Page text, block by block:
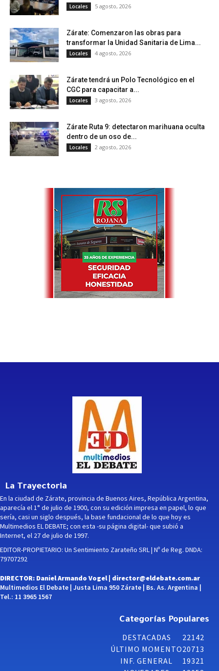
Locales 5 agosto, 2026
Zárate: Comenzaron las obras para
transformar la Unidad Sanitaria de Lima...
Locales 4 agosto, 2026
Zárate tendrá un Polo Tecnológico en el
CGC para capacitar a...
Locales 3 agosto, 2026
Zárate Ruta 9: detectaron marihuana oculta
dentro de un oso de...
Locales 2 agosto, 2026
La Trayectoria
En la ciudad de Zárate, provincia de Buenos Aires, República Argentina,
aparecía el 1° de julio de 1900, con su edición impresa en papel, lo que
sería, casi un siglo después, la base fundacional de lo que hoy es
Multimedios EL DEBATE; con esta -su página digital- que subió a
Internet, el 27 de julio de 1997.
EDITOR-PROPIETARIO: Un Sentimiento Zarateño SRL | Nº de Reg. DNDA:
79707292
DIRECTOR: Daniel Armando Vogel | director@eldebate.com.ar
Multimedios El Debate | Justa Lima 950 Zárate | Bs. As. Argentina |
Tel.: 11 3965 1567
Categorías Populares
DESTACADAS
22142
ÚLTIMO MOMENTO20713
INF. GENERAL
19321